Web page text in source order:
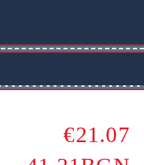
€21.07